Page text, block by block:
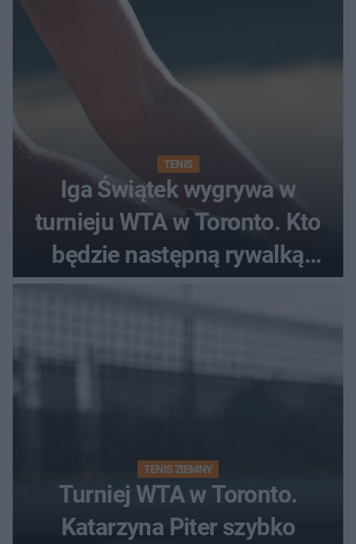
TENIS
Iga Świątek wygrywa w
turnieju WTA w Toronto. Kto
będzie następną rywalką
Polki?
TENIS ZIEMNY
Turniej WTA w Toronto.
Katarzyna Piter szybko